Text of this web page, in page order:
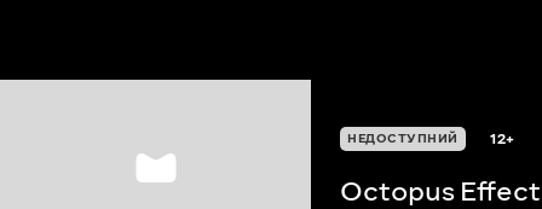
НЕДОСТУПНИЙ 12+
Octopus